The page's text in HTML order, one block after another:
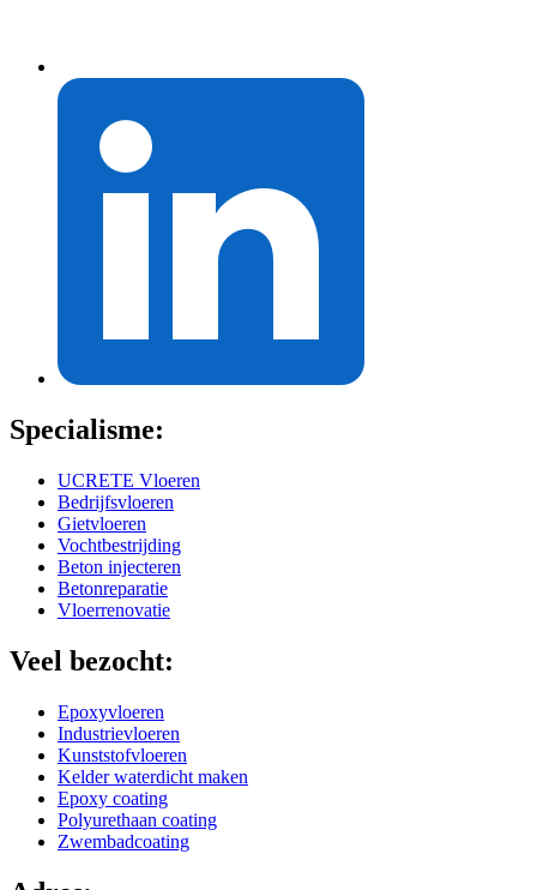
Specialisme:
UCRETE Vloeren
Bedrijfsvloeren
Gietvloeren
Vochtbestrijding
Beton injecteren
Betonreparatie
Vloerrenovatie
Veel bezocht:
Epoxyvloeren
Industrievloeren
Kunststofvloeren
Kelder waterdicht maken
Epoxy coating
Polyurethaan coating
Zwembadcoating